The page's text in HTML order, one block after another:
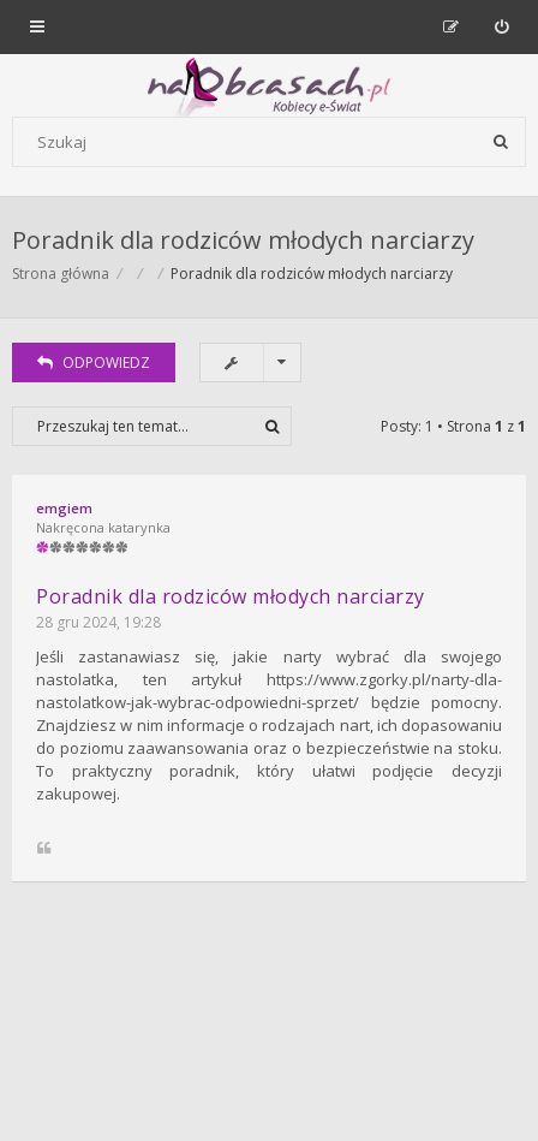
Forum dla kobiet | NaObcasach.pl
Poradnik dla rodziców młodych narciarzy
Strona główna Poradnik dla rodziców młodych narciarzy
ODPOWIEDZ
Posty: 1 • Strona 1 z1
emgiem
Nakręcona katarynka
Poradnik dla rodziców młodych narciarzy
28 gru 2024, 19:28
Jeśli zastanawiasz się, jakie narty wybrać dla swojego
nastolatka, ten artykuł https://www.zgorky.pl/narty-dla-
nastolatkow-jak-wybrac-odpowiedni-sprzet/ będzie pomocny.
Znajdziesz w nim informacje o rodzajach nart, ich dopasowaniu
do poziomu zaawansowania oraz o bezpieczeństwie na stoku.
To praktyczny poradnik, który ułatwi podjęcie decyzji
zakupowej.